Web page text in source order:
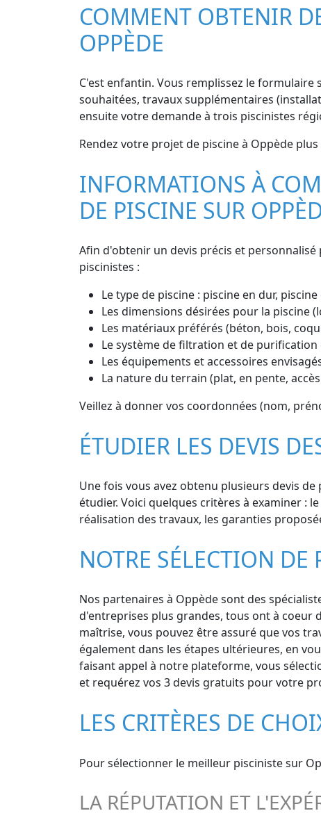
COMMENT OBTENIR
OPPÈDE
C'est enfantin. Vous remplissez le formulaire
souhaitées, travaux supplémentaires
ensuite votre demande à trois piscinistes
Rendez votre projet de piscine à Oppède
INFORMATIONS À
DE PISCINE SUR
Afin d'obtenir un devis précis et
piscinistes :
Le type de piscine : piscine en dur,
Les dimensions désirées pour la piscine
Les matériaux préférés (béton, bois,
Le système de filtration et de purification
Les équipements et accessoires
La nature du terrain (plat, en pente,
Veillez à donner vos coordonnées (nom,
ÉTUDIER LES DEVIS
Une fois vous avez obtenu plusieurs devis
étudier. Voici quelques critères à examiner :
réalisation des travaux, les garanties
NOTRE SÉLECTION DE
Nos partenaires à Oppède sont des
d'entreprises plus grandes, tous ont à coeur
maîtrise, vous pouvez être assuré que vos
également dans les étapes ultérieures, en
faisant appel à notre plateforme, vous
et requérez vos 3 devis gratuits pour votre
LES CRITÈRES DE
Pour sélectionner le meilleur pisciniste sur
LA RÉPUTATION ET